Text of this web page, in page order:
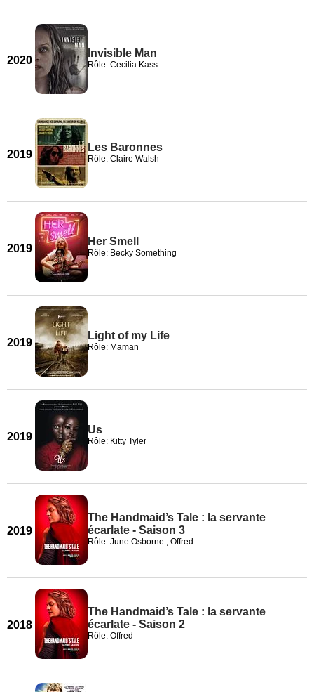
2020
Invisible Man
Rôle: Cecilia Kass
2019
Les Baronnes
Rôle: Claire Walsh
2019
Her Smell
Rôle: Becky Something
2019
Light of my Life
Rôle: Maman
2019
Us
Rôle: Kitty Tyler
2019
The Handmaid’s Tale : la servante
écarlate - Saison 3
Rôle: June Osborne , Offred
2018
The Handmaid’s Tale : la servante
écarlate - Saison 2
Rôle: Offred